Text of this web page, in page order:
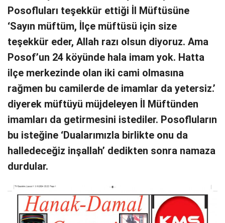
Posofluları teşekkür ettiği İl Müftüsüne
‘Sayın müftüm, İlçe müftüsü için size
teşekkür eder, Allah razı olsun diyoruz. Ama
Posof’un 24 köyünde hala imam yok. Hatta
ilçe merkezinde olan iki cami olmasına
rağmen bu camilerde de imamlar da yetersiz.’
diyerek müftüyü müjdeleyen İl Müftünden
imamları da getirmesini istediler. Posofluların
bu isteğine ‘Dualarımızla birlikte onu da
halledeceğiz inşallah’ dedikten sonra namaza
durdular.